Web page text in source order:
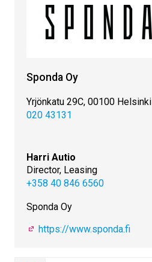
Sponda Oy
Yrjönkatu 29C, 00100 Helsinki
020 43131
Harri Autio
Director, Leasing
+358 40 846 6560
Sponda Oy
https://www.sponda.fi